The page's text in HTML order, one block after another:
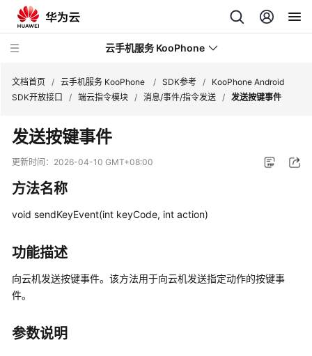
云手机服务 KooPhone
最
新
动
品
绍
计
明
文档首页 / 云手机服务 KooPhone / SDK参考 /
KooPhone Android
SDK开放接口
/ 端云指令模块 / 消息/事件/指令发送 / 发送按键事件
发送按键事件
更新时间： 2026-04-10 GMT+08:00
方法名称
void sendKeyEvent(int keyCode, int action)
功能描述
向云机发送按键事件。该方法用于向云机发送指定动作的按键事
件。
参数说明